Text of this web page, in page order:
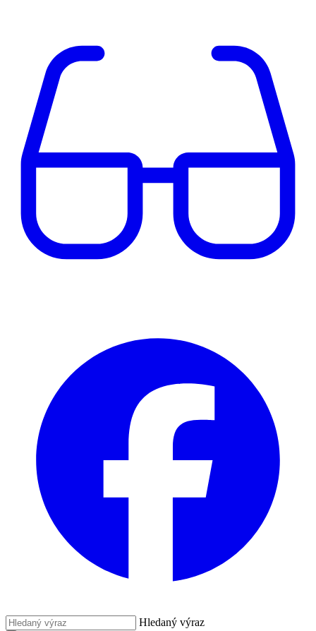
Hledaný výraz